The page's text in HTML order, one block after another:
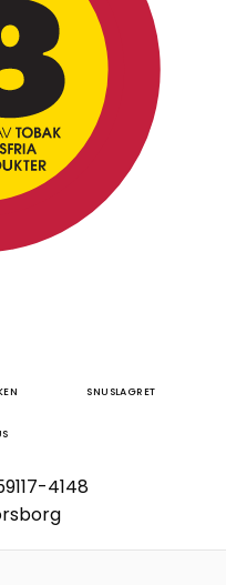
SNUSLAGRET
4148